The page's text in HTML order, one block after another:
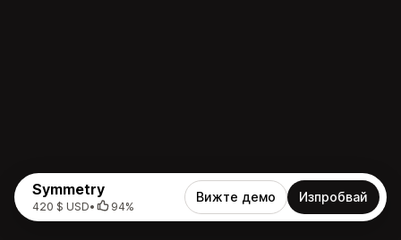
Symmetry
420 $ USD• 94%
Вижте демо Изпробвай